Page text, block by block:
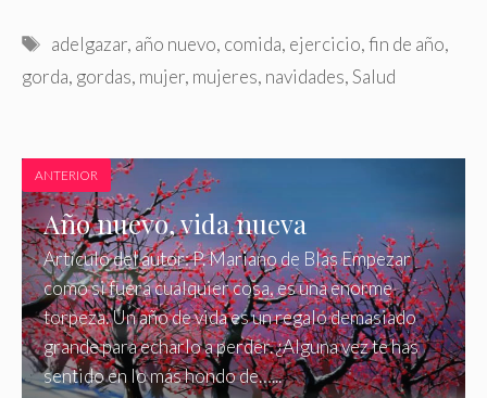
Etiquetas
adelgazar, año nuevo, comida, ejercicio,fin de año,
gorda, gordas, mujer, mujeres, navidades,Salud
ANTERIOR
Año nuevo, vida nueva
Artículo del autor: P. Mariano de Blas Empezar
como si fuera cualquier cosa, es una enorme
torpeza. Un año de vida es un regalo demasiado
grande para echarlo a perder. ¿Alguna vez te has
sentido en lo más hondo de…...